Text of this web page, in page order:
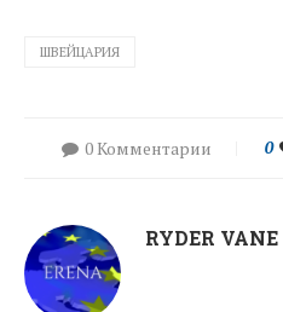
ШВЕЙЦАРИЯ
0 Комментарии 0
RYDER VANE